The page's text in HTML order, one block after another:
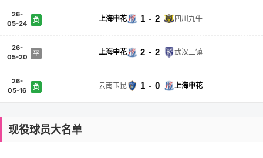
26-
05-24
负 上海申花 1 - 2 四川九牛
26-
05-20
平 上海申花 2 - 2 武汉三镇
26-
05-16
负 云南玉昆 1 - 0 上海申花
现役球员大名单